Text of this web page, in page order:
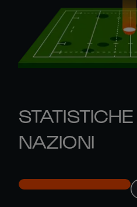
NAZIONI